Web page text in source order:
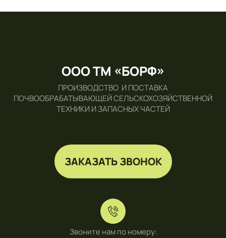
ООО ТМ «БОРФ»
ПРОИЗВОДСТВО И ПОСТАВКА
ПОЧВООБРАБАТЫВАЮЩЕЙ СЕЛЬСКОХОЗЯЙСТВЕННОЙ
ТЕХНИКИ И ЗАПАСНЫХ ЧАСТЕЙ
ЗАКАЗАТЬ ЗВОНОК
Звоните нам по номеру: